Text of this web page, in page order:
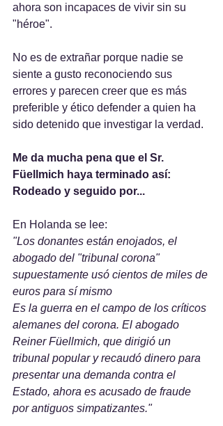
ahora son incapaces de vivir sin su
"héroe".
No es de extrañar porque nadie se
siente a gusto reconociendo sus
errores y parecen creer que es más
preferible y ético defender a quien ha
sido detenido que investigar la verdad.
Me da mucha pena que el Sr.
Füellmich haya terminado así:
Rodeado y seguido por...
En Holanda se lee:
"Los donantes están enojados, el
abogado del "tribunal corona"
supuestamente usó cientos de miles de
euros para sí mismo
Es la guerra en el campo de los críticos
alemanes del corona. El abogado
Reiner Füellmich, que dirigió un
tribunal popular y recaudó dinero para
presentar una demanda contra el
Estado, ahora es acusado de fraude
por antiguos simpatizantes."